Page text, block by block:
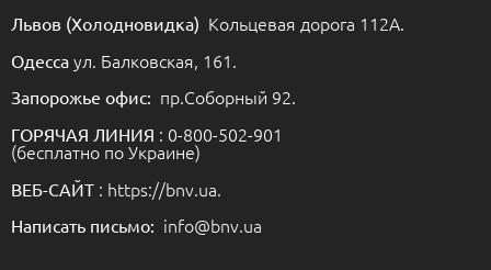
Львов (Холодновидка) Кольцевая дорога 112А.
Одесса ул. Балковская, 161.
Запорожье офис: пр.Соборный 92.
ГОРЯЧАЯ ЛИНИЯ : 0-800-502-901
(бесплатно по Украине)
ВЕБ-САЙТ : https://bnv.ua.
Написать письмо: info@bnv.ua